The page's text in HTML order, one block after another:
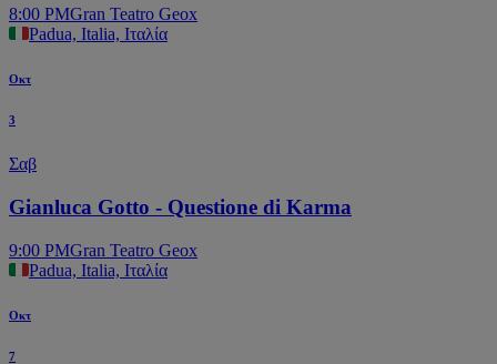
8:00 PMGran Teatro Geox
Padua, Italia, Ιταλία
Οκτ
3
Σαβ
Gianluca Gotto - Questione di Karma
9:00 PMGran Teatro Geox
Padua, Italia, Ιταλία
Οκτ
7